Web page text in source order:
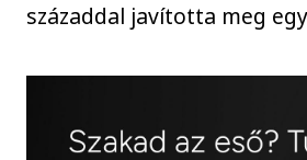
századdal javította meg